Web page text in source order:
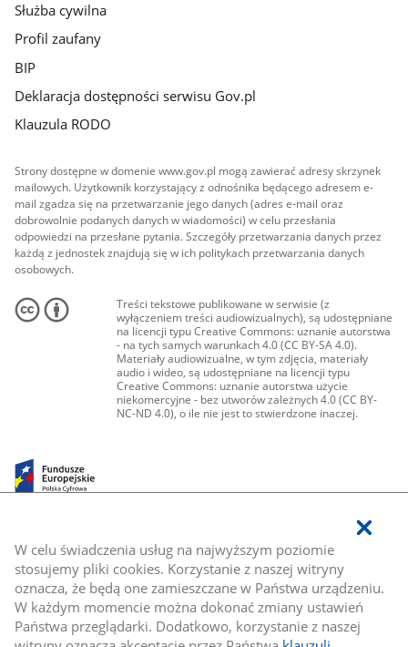
W celu świadczenia usług na najwyższym poziomie
stosujemy pliki cookies. Korzystanie z naszej witryny
oznacza, że będą one zamieszczane w Państwa urządzeniu.
W każdym momencie można dokonać zmiany ustawień
Państwa przeglądarki. Dodatkowo, korzystanie z naszej
Służba cywilna
Profil zaufany
BIP
Deklaracja dostępności serwisu Gov.pl
Klauzula RODO
Strony dostępne w domenie www.gov.pl mogą zawierać adresy skrzynek
mailowych. Użytkownik korzystający z odnośnika będącego adresem e-
mail zgadza się na przetwarzanie jego danych (adres e-mail oraz
dobrowolnie podanych danych w wiadomości) w celu przesłania
odpowiedzi na przesłane pytania. Szczegóły przetwarzania danych przez
każdą z jednostek znajdują się w ich politykach przetwarzania danych
osobowych.
Treści tekstowe publikowane w serwisie (z
wyłączeniem treści audiowizualnych), są udostępniane
na licencji typu Creative Commons: uznanie autorstwa
- na tych samych warunkach 4.0 (CC BY-SA 4.0).
Materiały audiowizualne, w tym zdjęcia, materiały
audio i wideo, są udostępniane na licencji typu
Creative Commons: uznanie autorstwa użycie
niekomercyjne - bez utworów zależnych 4.0 (CC BY-
NC-ND 4.0), o ile nie jest to stwierdzone inaczej.